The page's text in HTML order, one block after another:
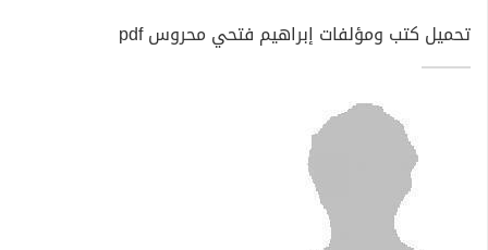
تحميل كتب ومؤلفات إبراهيم فتحي محروس pdf